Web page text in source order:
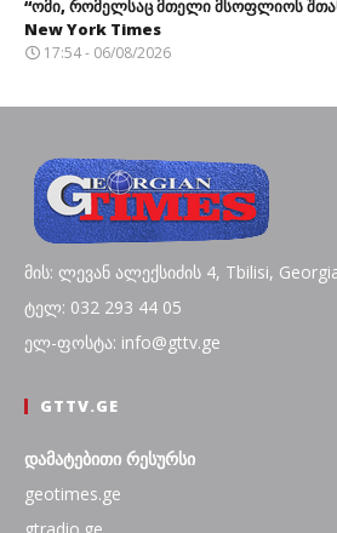
“ომი, რომელსაც მთელი მსოფლიოს
New York Times
17:54 - 06/08/2026
მის: ლევან ალექსიძის 4, Tbilisi,
ტელ: 032 293 44 05
ელ-ფოსტა: info@gttv.ge
GTTV.GE
დამატებითი რესურსი
geotimes.ge